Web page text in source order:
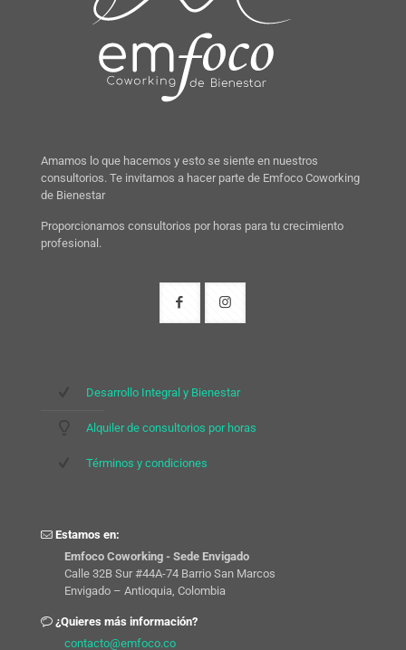
Amamos lo que hacemos y esto se siente en nuestros
consultorios. Te invitamos a hacer parte de Emfoco Coworking
de Bienestar
Proporcionamos consultorios por horas para tu crecimiento
profesional.
Desarrollo Integral y Bienestar
Alquiler de consultorios por horas
Términos y condiciones
Estamos en:
Emfoco Coworking - Sede Envigado
Calle 32B Sur #44A-74 Barrio San Marcos
Envigado – Antioquia, Colombia
¿Quieres más información?
contacto@emfoco.co